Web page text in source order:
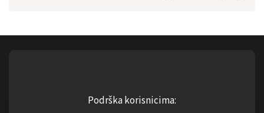
Podrška korisnicima: